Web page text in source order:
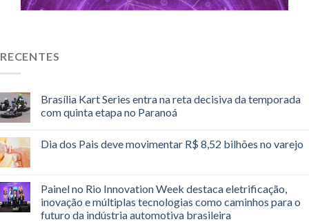
RECENTES
Brasília Kart Series entra na reta decisiva da temporada
com quinta etapa no Paranoá
Dia dos Pais deve movimentar R$ 8,52 bilhões no varejo
Painel no Rio Innovation Week destaca eletrificação,
inovação e múltiplas tecnologias como caminhos para o
futuro da indústria automotiva brasileira